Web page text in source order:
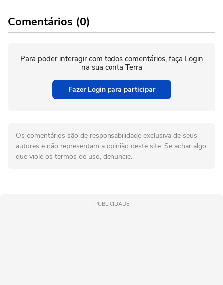
Comentários (0)
Para poder interagir com todos comentários, faça Login
na sua conta Terra
Fazer Login para participar
Os comentários são de responsabilidade exclusiva de seus
autores e não representam a opinião deste site. Se achar algo
que viole os termos de uso, denuncie.
PUBLICIDADE